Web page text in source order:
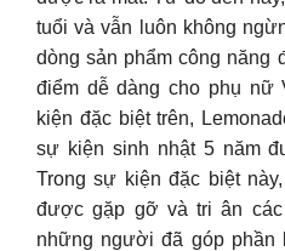
tuổi và vẫn luôn không
dòng sản phẩm công năng
điểm dễ dàng cho phụ nữ
kiện đặc biệt trên,
sự kiện sinh nhật 5 năm
Trong sự kiện đặc biệt
được gặp gỡ và tri ân
những người đã góp phần